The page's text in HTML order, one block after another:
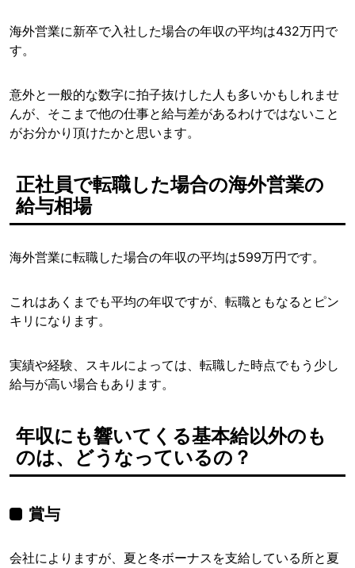
海外営業に新卒で入社した場合の年収の平均は432万円で
す。
意外と一般的な数字に拍子抜けした人も多いかもしれませ
んが、そこまで他の仕事と給与差があるわけではないこと
がお分かり頂けたかと思います。
正社員で転職した場合の海外営業の
給与相場
海外営業に転職した場合の年収の平均は599万円です。
これはあくまでも平均の年収ですが、転職ともなるとピン
キリになります。
実績や経験、スキルによっては、転職した時点でもう少し
給与が高い場合もあります。
年収にも響いてくる基本給以外のも
のは、どうなっているの？
賞与
会社によりますが、夏と冬ボーナスを支給している所と夏